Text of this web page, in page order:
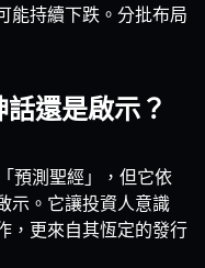
能持續下跌。分批布局
還是啟示？
預測聖經」，但它依
示。它讓投資人意識
，更來自其恆定的發行